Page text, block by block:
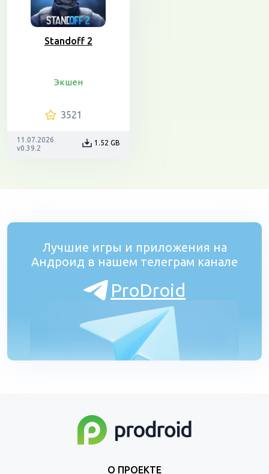
Standoff 2
Экшен
3521
11.07.2026
v0.39.2
1.52 GB
Лучшие игры и приложения на
Андроид в нашем телеграм канале
ProDroid
О ПРОЕКТЕ